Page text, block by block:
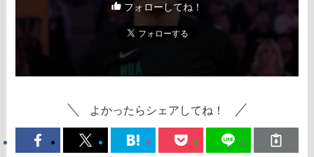
フォローしてね！
よかったらシェアしてね！